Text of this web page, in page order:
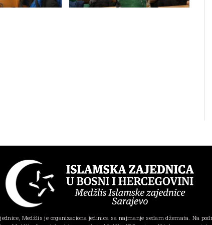
Medžlis je organizaciona jedinica sa najmanje sedam džemata. Na